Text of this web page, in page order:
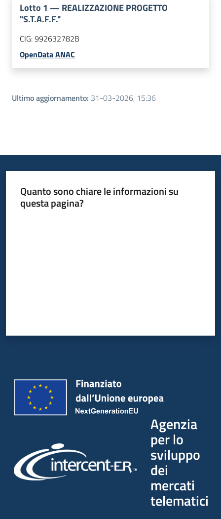
Lotto 1 — REALIZZAZIONE PROGETTO
"S.T.A.F.F."
CIG:992632782B
OpenData ANAC
Ultimo aggiornamento: 31-03-2026, 15:36
Quanto sono chiare le informazioni su
questa pagina?
Agenzia
per lo
sviluppo
dei
mercati
telematici